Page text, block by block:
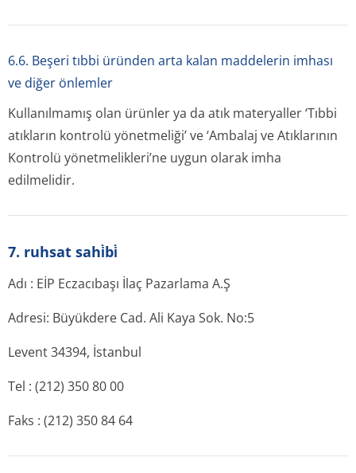
6.6. Beşeri tıbbi üründen arta kalan maddelerin imhası
ve diğer önlemler
Kullanılmamış olan ürünler ya da atık materyaller ‘Tıbbi
atıkların kontrolü yönetmeliği’ ve ‘Ambalaj ve Atıklarının
Kontrolü yönetmelikleri’ne uygun olarak imha
edilmelidir.
7. ruhsat sahi̇bi̇
Adı : EİP Eczacıbaşı İlaç Pazarlama A.Ş
Adresi: Büyükdere Cad. Ali Kaya Sok. No:5
Levent 34394, İstanbul
Tel : (212) 350 80 00
Faks : (212) 350 84 64